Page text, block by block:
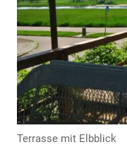
Terrasse mit Elbblick